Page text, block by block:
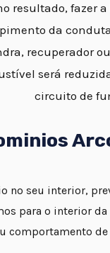
resultado, fazer
da
recuperador
será
circuito de
no seu interior,
para o interior da
comportamento de